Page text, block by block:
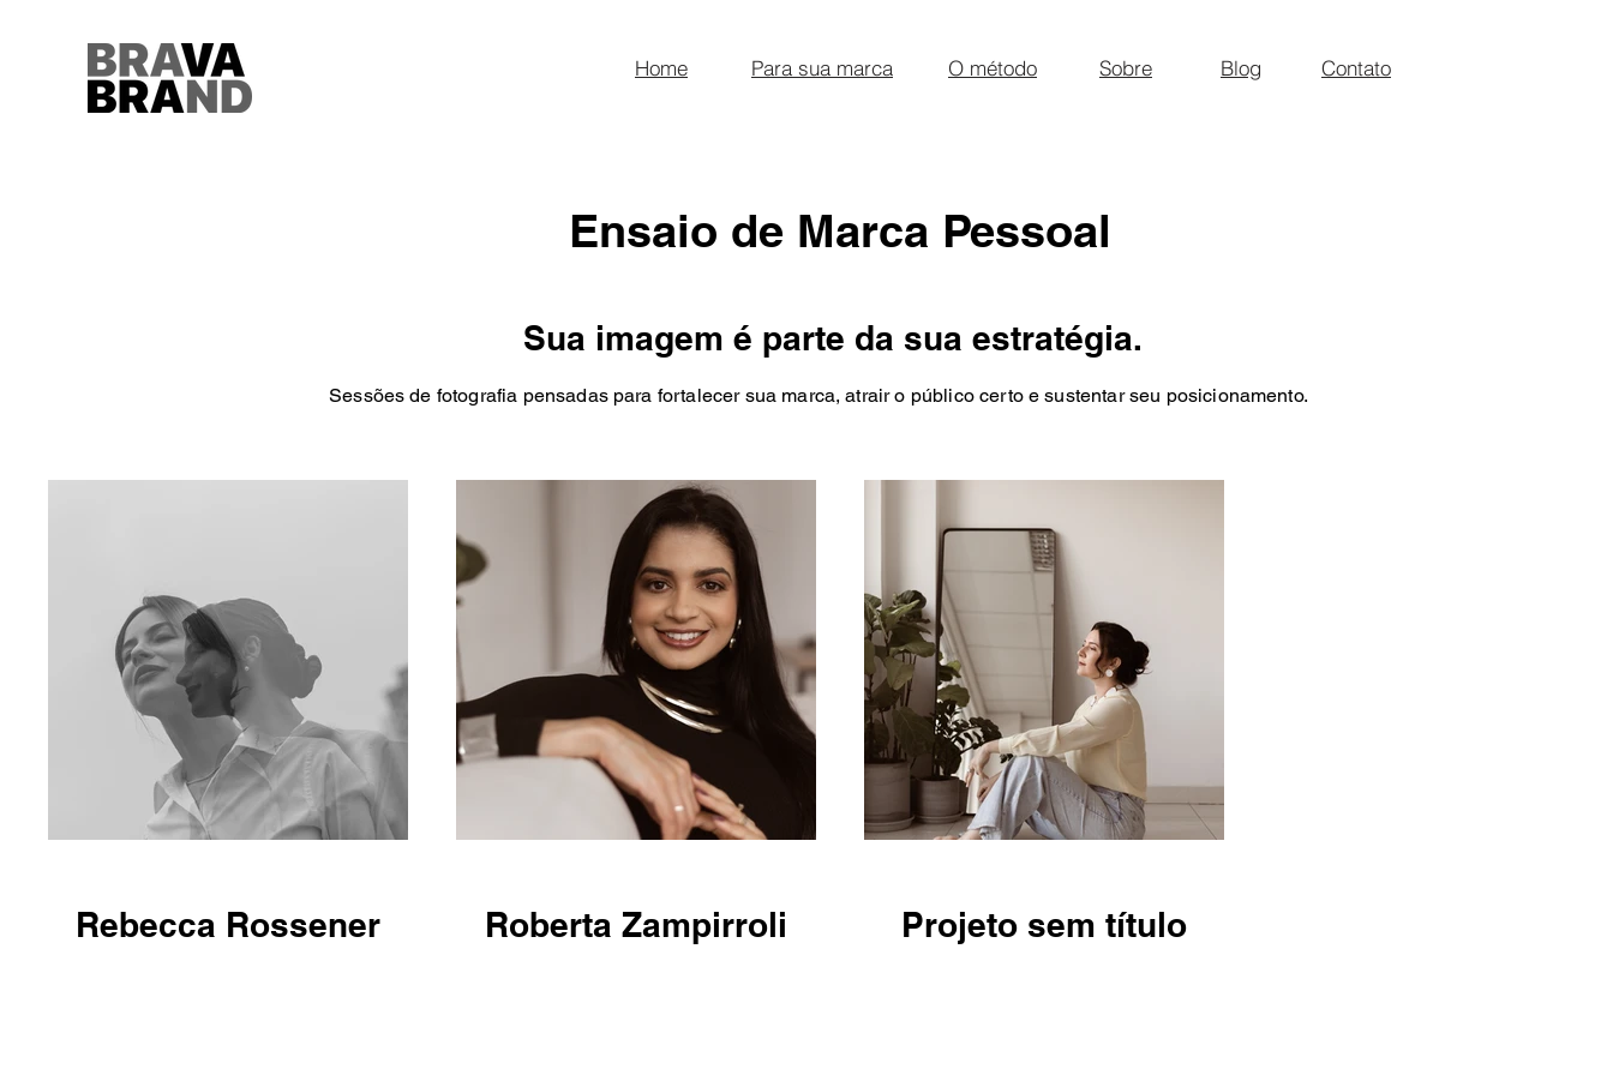
Home Para sua marca O método Sobre Blog Contato
Ensaio de Marca Pessoal
Sua imagem é parte da sua estratégia.
Rebecca Rossener Roberta Zampirroli Projeto sem título
Sessões de fotografia pensadas para fortalecer sua marca, atrair o público certo e sustentar seu posicionamento.